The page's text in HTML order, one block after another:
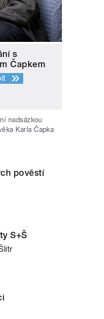
s
Čapkem
nadsázkou
Karla Čapka
pověstí
S+Š